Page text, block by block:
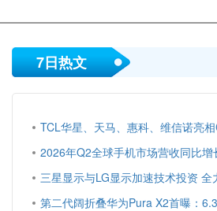
在看不见的封装层进
D封装行业，生产效率
低、设备投入高、工
注：世界知识产权组
专利，显示公司正在
探索全新小折叠手机
7日热文
三星显示与LG显示加速技术投资 全